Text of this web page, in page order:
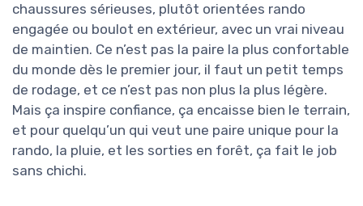
chaussures sérieuses, plutôt orientées rando
engagée ou boulot en extérieur, avec un vrai niveau
de maintien. Ce n’est pas la paire la plus confortable
du monde dès le premier jour, il faut un petit temps
de rodage, et ce n’est pas non plus la plus légère.
Mais ça inspire confiance, ça encaisse bien le terrain,
et pour quelqu’un qui veut une paire unique pour la
rando, la pluie, et les sorties en forêt, ça fait le job
sans chichi.